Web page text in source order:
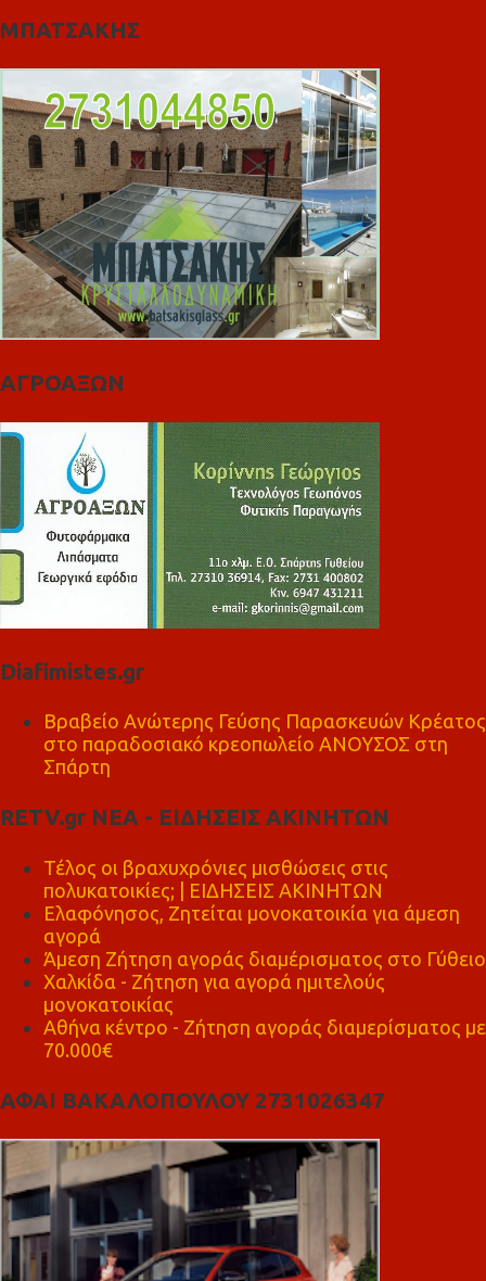
ΜΠΑΤΣΑΚΗΣ
ΑΓΡΟΑΞΩΝ
Diafimistes.gr
Βραβείο Ανώτερης Γεύσης Παρασκευών Κρέατος
στο παραδοσιακό κρεοπωλείο ΑΝΟΥΣΟΣ στη
Σπάρτη
RETV.gr ΝΕΑ - ΕΙΔΗΣΕΙΣ ΑΚΙΝΗΤΩΝ
Τέλος οι βραχυχρόνιες μισθώσεις στις
πολυκατοικίες; | ΕΙΔΗΣΕΙΣ ΑΚΙΝΗΤΩΝ
Ελαφόνησος, Ζητείται μονοκατοικία για άμεση
αγορά
Άμεση Ζήτηση αγοράς διαμέρισματος στο Γύθειο
Χαλκίδα - Ζήτηση για αγορά ημιτελούς
μονοκατοικίας
Αθήνα κέντρο - Ζήτηση αγοράς διαμερίσματος με
70.000€
ΑΦΑΙ ΒΑΚΑΛΟΠΟΥΛΟΥ 2731026347